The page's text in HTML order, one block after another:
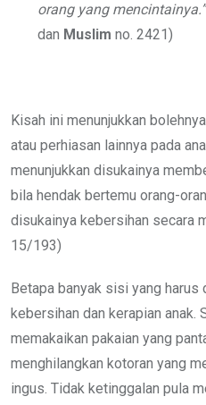
orang yang
dan Muslim no. 2421)
Kisah ini menunjukkan
atau perhiasan lainnya pada
menunjukkan disukainya
bila hendak bertemu orang-
disukainya kebersihan secara
15/193)
Betapa banyak sisi yang harus
kebersihan dan kerapian anak.
memakaikan pakaian yang
menghilangkan kotoran yang
ingus. Tidak ketinggalan pula